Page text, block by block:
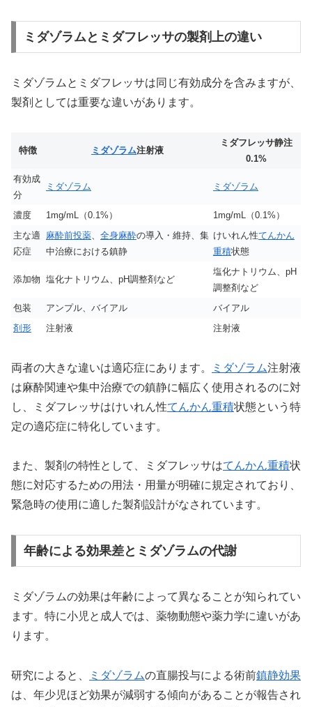
ミダゾラムとミダフレッサの製剤上の違い
ミダゾラムとミダフレッサは同じ有効成分を含みますが、
製剤としては重要な違いがあります。
特徴 ミダゾラム注射液
ミダフレッサ静注
0.1%
有効成
分
ミダゾラム ミダゾラム
濃度 1mg/mL（0.1%）
1mg/mL（0.1%）
主な適
応症
麻酔前投薬 全身麻酔の導入・維持、集
中治療における鎮静
けいれん性てんかん
重積状態
添加物 塩化ナトリウム、pH調整剤など
塩化ナトリウム、pH
調整剤など
包装
アンプル、バイアル
バイアル
剤形
注射液 注射液
両者の大きな違いは適応症にあります。 ミダゾラム注射液
は麻酔関連や集中治療での鎮静に幅広く使用されるのに対
し、ミダフレッサはけいれん性てんかん重積状態という特
定の適応症に特化しています。
また、製剤の特性として、ミダフレッサはてんかん重積状
態に対応するための用法・用量が明確に規定されており、
緊急時の使用に適した製剤設計がなされています。
年齢による効果差とミダゾラムの代謝
ミダゾラムの効果は年齢によって異なることが知られてい
ます。特に小児と成人では、薬物動態や薬力学に違いがあ
ります。
研究によると、 ミダゾラムの直腸投与による術前鎮静効果
は、年少児ほど効果が減弱する傾向があることが報告され